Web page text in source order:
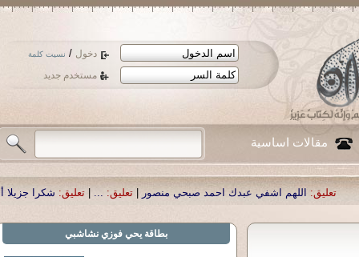
دخول / نسيت كلمة
مستخدم جديد
مقالات اساسية
اللهم اشفي عبدك احمد صبحي منصور|تعليق: ... تعليق: شكرا جزيلا أستاذ حمد
بطاقة يحي فوزي نشاشبي